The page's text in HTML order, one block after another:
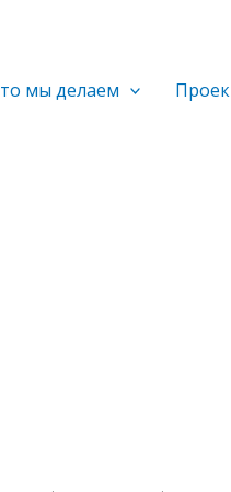
мы делаем